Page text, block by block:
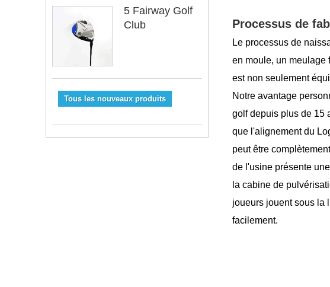
5 Fairway Golf
Club
Tous les nouveaux produits
Processus de
Le processus de
en moule, un meulage
est non seulement
Notre avantage
golf depuis plus de 15
que l'alignement du
peut être
de l'usine présente
la cabine de
joueurs jouent sous la
facilement.